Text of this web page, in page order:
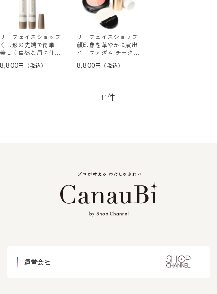
ザ フェイスショップ
くし形の先端で簡単！
美しく自然な眉に仕上
キッド アイブロウペ
8,800
ザ フェイスショップ
顔印象を華やかに演出
イェファダム チークブ
グロー リップスティ
8,800
11件
運営会社